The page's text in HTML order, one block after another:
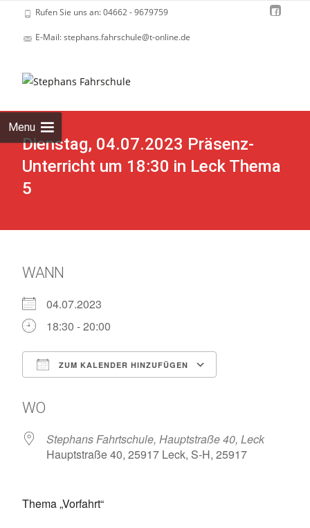
Rufen Sie uns an: 04662 - 9679759
E-Mail: stephans.fahrschule@t-online.de
Menu
Dienstag, 04.07.2023 Präsenz-
Unterricht um 18:30 in Leck Thema
5
WANN
04.07.2023
18:30 - 20:00
ZUM KALENDER HINZUFÜGEN
WO
Stephans Fahrtschule, Hauptstraße 40, Leck
Hauptstraße 40, 25917 Leck, S-H, 25917
Thema „Vorfahrt“